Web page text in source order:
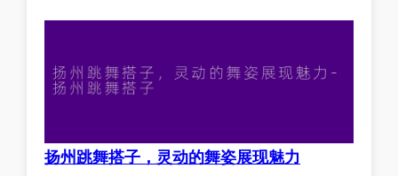
扬州跳舞搭子，灵动的舞姿展现魅力